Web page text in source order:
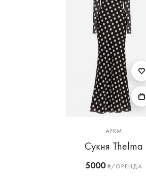
AFRM
Сукня Thelma
5000₴/ОРЕНДА